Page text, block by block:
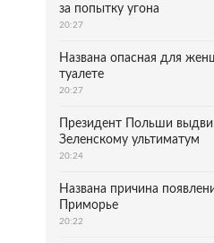
за попытку угона
20:27
Названа опасная для
туалете
20:27
Президент Польши
Зеленскому ультиматум
20:24
Названа причина
Приморье
20:22